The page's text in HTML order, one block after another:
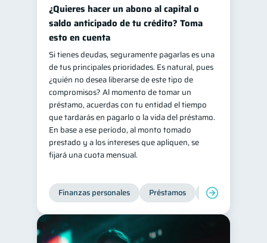
Bienestar financiero 22
Finanzas para mujeres 20
Seguridad financiera
Organización Financiera 10
Deudas 10
Entidad financiera 8
Préstamos 8 Ahorro 8
Consejos 6
Tarjeta de crédito 6
Ciberseguridad
Derechos & Deberes
Superintendencia de Bancos
¿Quieres hacer un abono al capital o
saldo anticipado de tu crédito? Toma
esto en cuenta
Si tienes deudas, seguramente pagarlas es una
de tus principales prioridades. Es natural, pues
¿quién no desea liberarse de este tipo de
compromisos? Al momento de tomar un
préstamo, acuerdas con tu entidad el tiempo
que tardarás en pagarlo o la vida del préstamo.
En base a ese período, al monto tomado
prestado y a los intereses que apliquen, se
fijará una cuota mensual.
Finanzas personales Préstamos Productos